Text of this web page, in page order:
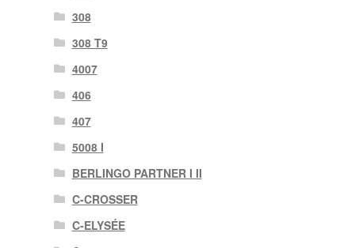
308
308 T9
4007
406
407
5008 I
BERLINGO PARTNER I II
C-CROSSER
C-ELYSÉE